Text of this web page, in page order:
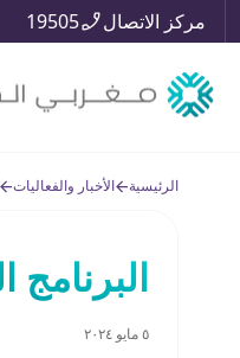
مركز الاتصال 19505
الرئيسية الأخبار والفعاليات
البرنامج
٥ مايو ٢٠٢٤